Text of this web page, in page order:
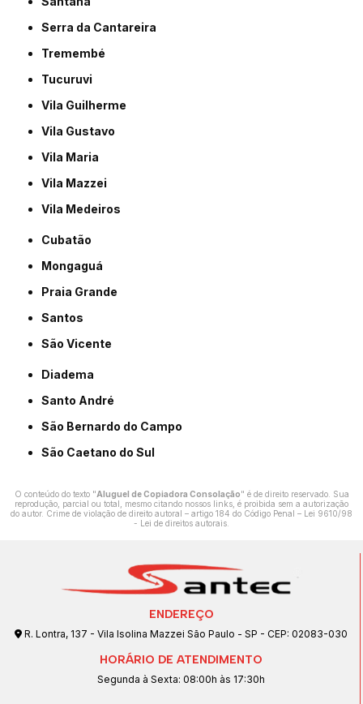
Serra da Cantareira
Tremembé
Tucuruvi
Vila Guilherme
Vila Gustavo
Vila Maria
Vila Mazzei
Vila Medeiros
Cubatão
Mongaguá
Praia Grande
Santos
São Vicente
Diadema
Santo André
São Bernardo do Campo
São Caetano do Sul
O conteúdo do texto "Aluguel de Copiadora Consolação" é de direito reservado. Sua
reprodução, parcial ou total, mesmo citando nossos links, é proibida sem a autorização
do autor. Crime de violação de direito autoral – artigo 184 do Código Penal – Lei 9610/98
- Lei de direitos autorais
ENDEREÇO
R. Lontra, 137 - Vila Isolina Mazzei São Paulo - SP - CEP: 02083-030
HORÁRIO DE ATENDIMENTO
Segunda à Sexta: 08:00h às 17:30h